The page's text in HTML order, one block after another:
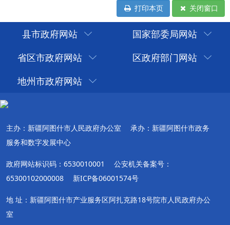
打印本页 关闭窗口
县市政府网站
国家部委局网站
省区市政府网站
区政府部门网站
地州市政府网站
主办：新疆阿图什市人民政府办公室
承办：新疆阿图什市政务
服务和数字发展中心
政府网站标识码：6530010001
公安机关备案号：
65300102000008
新ICP备06001574号
地 址：新疆阿图什市产业服务区阿扎克路18号院市人民政府办公
室